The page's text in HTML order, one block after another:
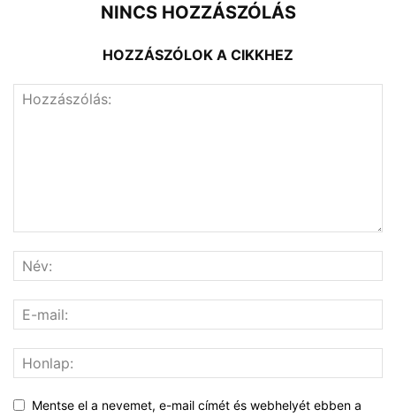
NINCS HOZZÁSZÓLÁS
HOZZÁSZÓLOK A CIKKHEZ
Mentse el a nevemet, e-mail címét és webhelyét ebben a